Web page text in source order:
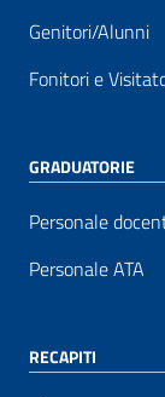
Genitori/Alunni
Fonitori e
GRADUATORIE
Personale
Personale ATA
RECAPITI